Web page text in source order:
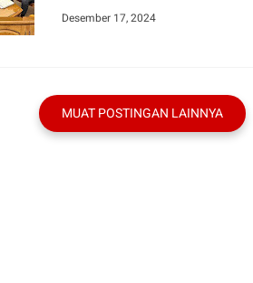
Desember 17, 2024
MUAT POSTINGAN LAINNYA